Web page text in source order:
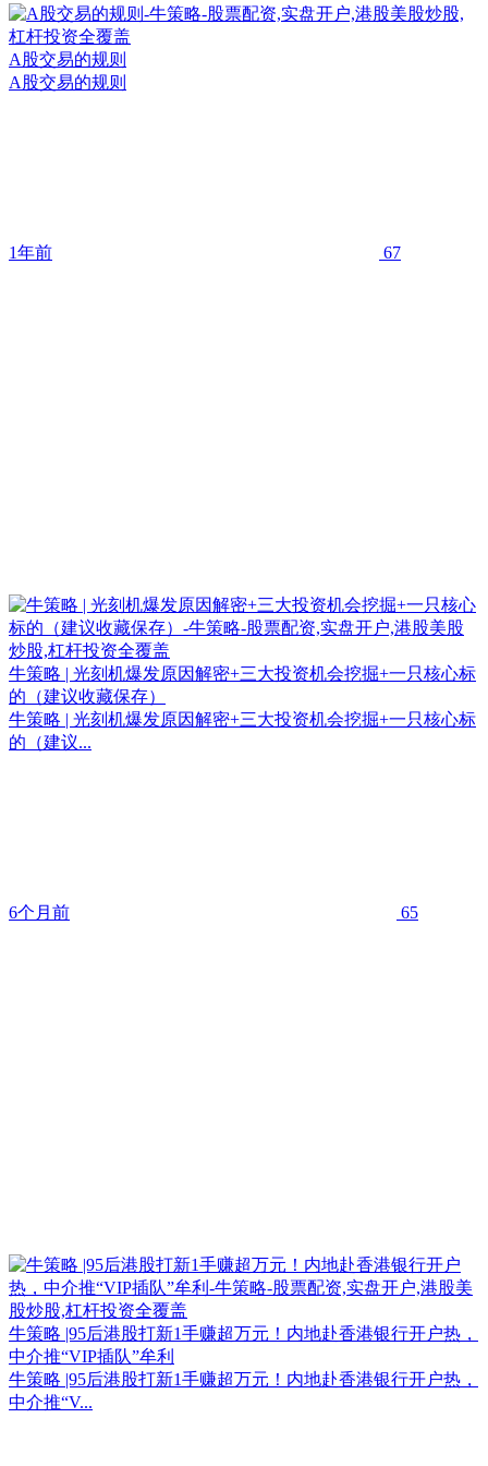
A股交易的规则
A股交易的规则
1年前 67
牛策略 | 光刻机爆发原因解密+三大投资机会挖掘+一只核心标
的（建议收藏保存）
牛策略 | 光刻机爆发原因解密+三大投资机会挖掘+一只核心标
的（建议...
6个月前 65
牛策略 |95后港股打新1手赚超万元！内地赴香港银行开户热，
中介推“VIP插队”牟利
牛策略 |95后港股打新1手赚超万元！内地赴香港银行开户热，
中介推“V...